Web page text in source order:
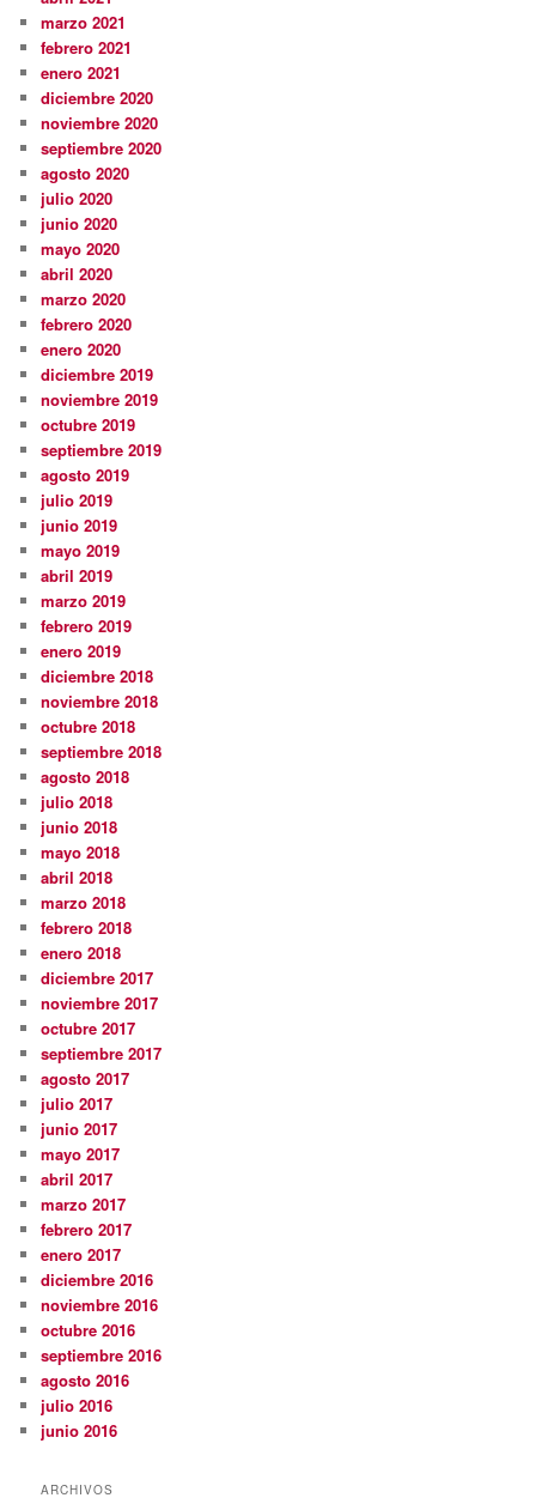
marzo 2021
febrero 2021
enero 2021
diciembre 2020
noviembre 2020
septiembre 2020
agosto 2020
julio 2020
junio 2020
mayo 2020
abril 2020
marzo 2020
febrero 2020
enero 2020
diciembre 2019
noviembre 2019
octubre 2019
septiembre 2019
agosto 2019
julio 2019
junio 2019
mayo 2019
abril 2019
marzo 2019
febrero 2019
enero 2019
diciembre 2018
noviembre 2018
octubre 2018
septiembre 2018
agosto 2018
julio 2018
junio 2018
mayo 2018
abril 2018
marzo 2018
febrero 2018
enero 2018
diciembre 2017
noviembre 2017
octubre 2017
septiembre 2017
agosto 2017
julio 2017
junio 2017
mayo 2017
abril 2017
marzo 2017
febrero 2017
enero 2017
diciembre 2016
noviembre 2016
octubre 2016
septiembre 2016
agosto 2016
julio 2016
junio 2016
ARCHIVOS